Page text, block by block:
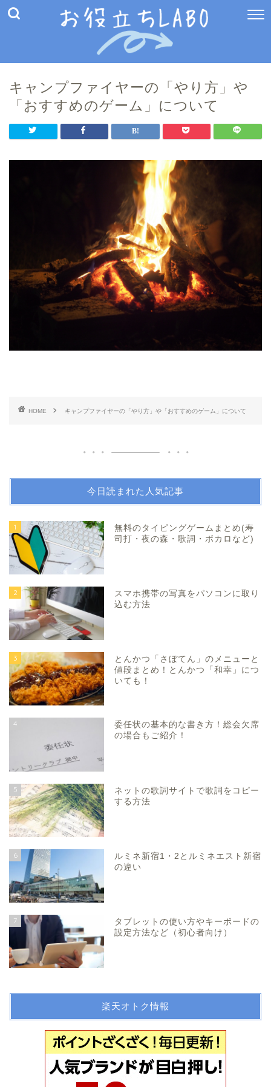
キャンプファイヤーの「やり方」や
「おすすめのゲーム」について
HOME キャンプファイヤーの「やり方」や「おすすめのゲーム」について
今日読まれた人気記事
1
無料のタイピングゲームまとめ(寿
司打・夜の森・歌詞・ボカロなど)
2
スマホ携帯の写真をパソコンに取り
込む方法
3
とんかつ「さぼてん」のメニューと
値段まとめ！とんかつ「和幸」につ
いても！
4
委任状の基本的な書き方！総会欠席
の場合もご紹介！
5
ネットの歌詞サイトで歌詞をコピー
する方法
6
ルミネ新宿1・2とルミネエスト新宿
の違い
7
タブレットの使い方やキーボードの
設定方法など（初心者向け）
楽天オトク情報